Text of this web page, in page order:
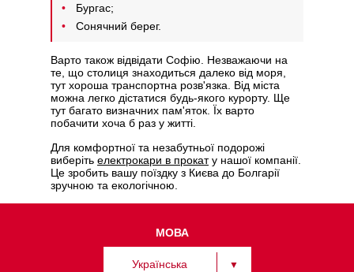
Бургас;
Сонячний берег.
Варто також відвідати Софію. Незважаючи на
те, що столиця знаходиться далеко від моря,
тут хороша транспортна розв'язка. Від міста
можна легко дістатися будь-якого курорту. Ще
тут багато визначних пам'яток. Їх варто
побачити хоча б раз у житті.
Для комфортної та незабутньої подорожі
виберіть електрокари в прокату нашої компанії.
Це зробить вашу поїздку з Києва до Болгарії
зручною та екологічною.
МОВА
Українська